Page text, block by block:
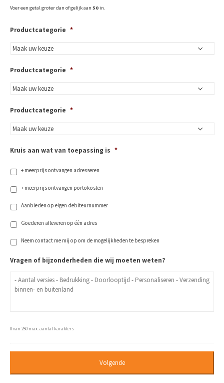
Voer een getal groter dan of gelijk aan 50 in.
Productcategorie *
Productcategorie *
Productcategorie *
Kruis aan wat van toepassing is *
+ meerprijs ontvangen adresseren
+ meerprijs ontvangen portokosten
Aanbieden op eigen debiteurnummer
Goederen afleveren op één adres
Neem contact me mij op om de mogelijkheden te bespreken
Vragen of bijzonderheden die wij moeten weten?
0 van 250 max. aantal karakters